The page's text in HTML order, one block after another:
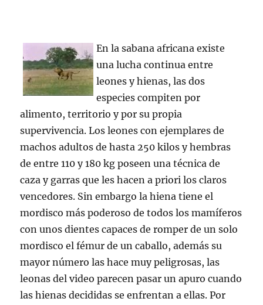
En la sabana africana existe
una lucha continua entre
leones y hienas, las dos
especies compiten por
alimento, territorio y por su propia
supervivencia. Los leones con ejemplares de
machos adultos de hasta 250 kilos y hembras
de entre 110 y 180 kg poseen una técnica de
caza y garras que les hacen a priori los claros
vencedores. Sin embargo la hiena tiene el
mordisco más poderoso de todos los mamíferos
con unos dientes capaces de romper de un solo
mordisco el fémur de un caballo, además su
mayor número las hace muy peligrosas, las
leonas del video parecen pasar un apuro cuando
las hienas decididas se enfrentan a ellas. Por